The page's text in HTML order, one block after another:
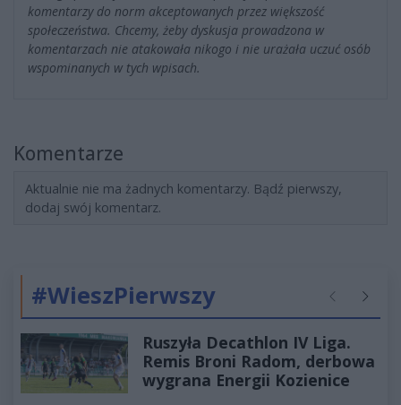
komentarzy do norm akceptowanych przez większość
społeczeństwa. Chcemy, żeby dyskusja prowadzona w
komentarzach nie atakowała nikogo i nie urażała uczuć osób
wspominanych w tych wpisach.
Komentarze
Aktualnie nie ma żadnych komentarzy. Bądź pierwszy,
dodaj swój komentarz.
#WieszPierwszy Poprzednie
Ruszyła Decathlon IV Liga.
Remis Broni Radom, derbowa
wygrana Energii Kozienice